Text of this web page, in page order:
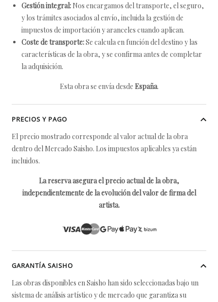
Gestión integral: Nos encargamos del transporte, el seguro,
y los trámites asociados al envío, incluida la gestión de
impuestos de importación y aranceles cuando aplican.
Coste de transporte:Se calcula en función del destino y las
características de la obra, y se confirma antes de completar
la adquisición.
Esta obra se envía desde España.
PRECIOS Y PAGO
El precio mostrado corresponde al valor actual de la obra
dentro del Mercado Saisho. Los impuestos aplicables ya están
incluidos.
La reserva asegura el precio actual de la obra,
independientemente de la evolución del valor de firma del
artista.
GARANTÍA SAISHO
Las obras disponibles en Saisho han sido seleccionadas bajo un
sistema de análisis artístico y de mercado que garantiza su